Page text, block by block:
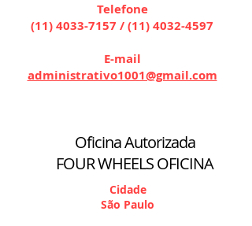
Telefone
(11) 4033-7157 /(11) 4032-4597
E-mail
administrativo1001@gmail.com
Oficina Autorizada
FOUR WHEELS OFICINA
Cidade
São Paulo